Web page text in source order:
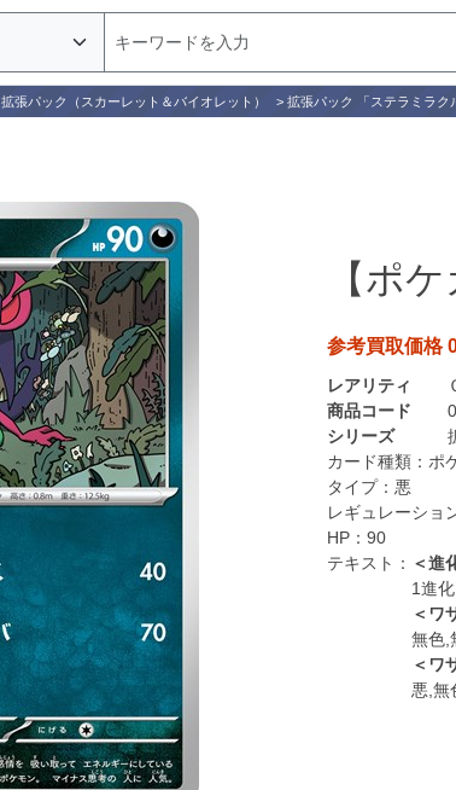
拡張パック（スカーレット＆バイオレット） > 拡張パック 「ステラミラク
【ポ
参考買取価格
レアリティ
商品コード
シリーズ
カード種類： ポ
タイプ： 悪
レギュレーショ
HP： 90
テキスト： ＜進
1進
＜ワ
無色
＜ワ
悪,